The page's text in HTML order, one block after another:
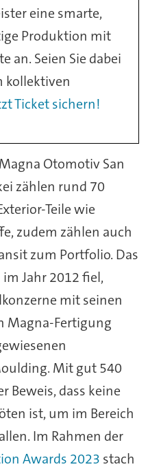
eine smarte,
Produktion mit
an. Seien Sie dabei
kollektiven
Ticket sichern!
Otomotiv San
zählen rund 70
Teile wie
zudem zählen auch
zum Portfolio. Das
Jahr 2012 fiel,
mit seinen
Magna-Fertigung
Mit gut 540
Beweis, dass keine
ist, um im Bereich
Im Rahmen der
Awards 2023 stach